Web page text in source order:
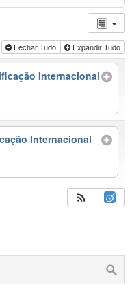
Fechar Tudo Expandir Tudo
Internacional
Internacional